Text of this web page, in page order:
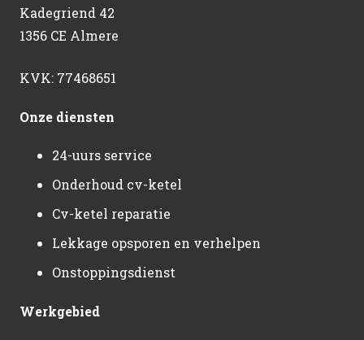
Kadegriend 42
1356 CE Almere
KVK: 77468651
Onze diensten
24-uurs service
Onderhoud cv-ketel
Cv-ketel reparatie
Lekkage opsporen en verhelpen
Onstoppingsdienst
Werkgebied